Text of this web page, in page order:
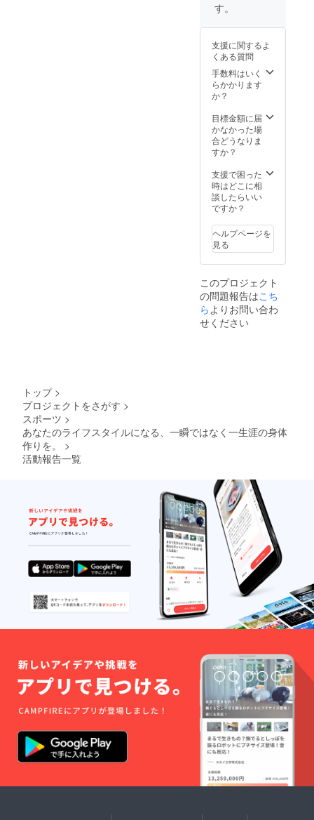
になっ
ます。
ご利用
可能期
間:2022
年1月4
2022年
3月31日
す。
支援に関するよ
くある質問
手数料はいく
らかかります
か？
目標金額に届
かなかった場
合どうなりま
すか？
支援で困った
時はどこに相
談したらいい
ですか？
ヘルプページを
見る
このプロジェクト
の問題報告はこち
らよりお問い合わ
せください
トップ >
プロジェクトをさがす >
スポーツ >
あなたのライフスタイルになる、一瞬ではなく一生涯の身体
作りを。
>
活動報告一覧